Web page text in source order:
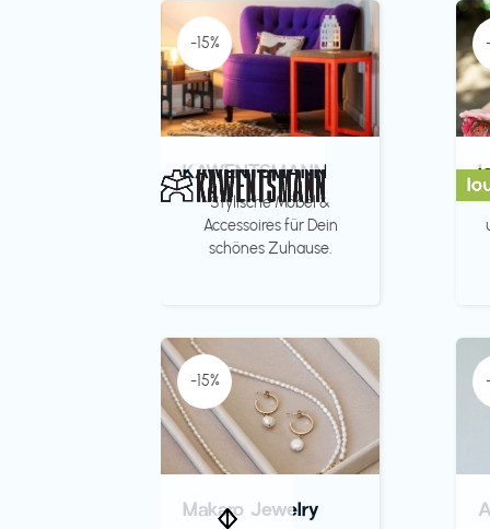
-15%
KAWENTSMANN
Stylische Möbel &
Accessoires für Dein
schönes Zuhause.
-15%
Makaro Jewelry